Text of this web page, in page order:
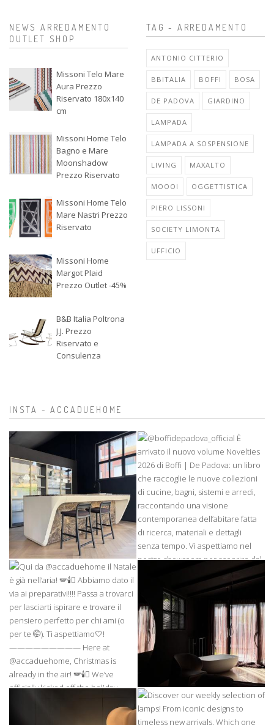
NEWS ARREDAMENTO
OUTLET SHOP
Missoni Telo Mare
Aura Prezzo
Riservato 180x140
cm
Missoni Home Telo
Bagno e Mare
Moonshadow
Prezzo Riservato
Missoni Home Telo
Mare Nastri Prezzo
Riservato
Missoni Home
Margot Plaid
Prezzo Outlet -45%
B&B Italia Poltrona
J.J. Prezzo
Riservato e
Consulenza
TAG - ARREDAMENTO
ANTONIO CITTERIO
BBITALIA BOFFI BOSA
DE PADOVA GIARDINO
LAMPADA
LAMPADA A SOSPENSIONE
LIVING MAXALTO
MOOOI OGGETTISTICA
PIERO LISSONI
SOCIETY LIMONTA
UFFICIO
INSTA - ACCADUEHOME